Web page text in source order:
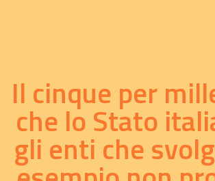
Il cinque per
che lo Stato
gli enti che